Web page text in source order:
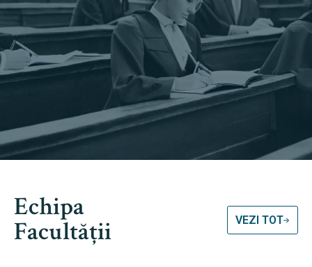
Echipa
Facultății VEZI TOT